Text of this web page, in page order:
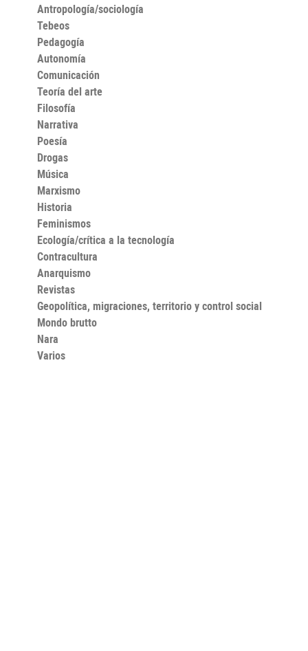
Antropología/sociología
Tebeos
Pedagogía
Autonomía
Comunicación
Teoría del arte
Filosofía
Narrativa
Poesía
Drogas
Música
Marxismo
Historia
Feminismos
Ecología/crítica a la tecnología
Contracultura
Anarquismo
Revistas
Geopolítica, migraciones, territorio y control social
Mondo brutto
Nara
Varios